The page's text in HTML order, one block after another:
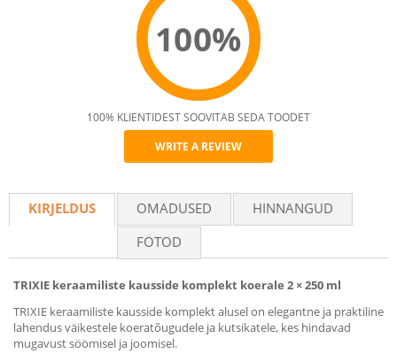
100%
Recommend
100% KLIENTIDEST SOOVITAB SEDA TOODET
WRITE A REVIEW
KIRJELDUS OMADUSED
HINNANGUD
FOTOD
TRIXIE keraamiliste kausside komplekt koerale 2 × 250 ml
TRIXIE keraamiliste kausside komplekt alusel on elegantne ja praktiline
lahendus väikestele koeratõugudele ja kutsikatele, kes hindavad
mugavust söömisel ja joomisel.